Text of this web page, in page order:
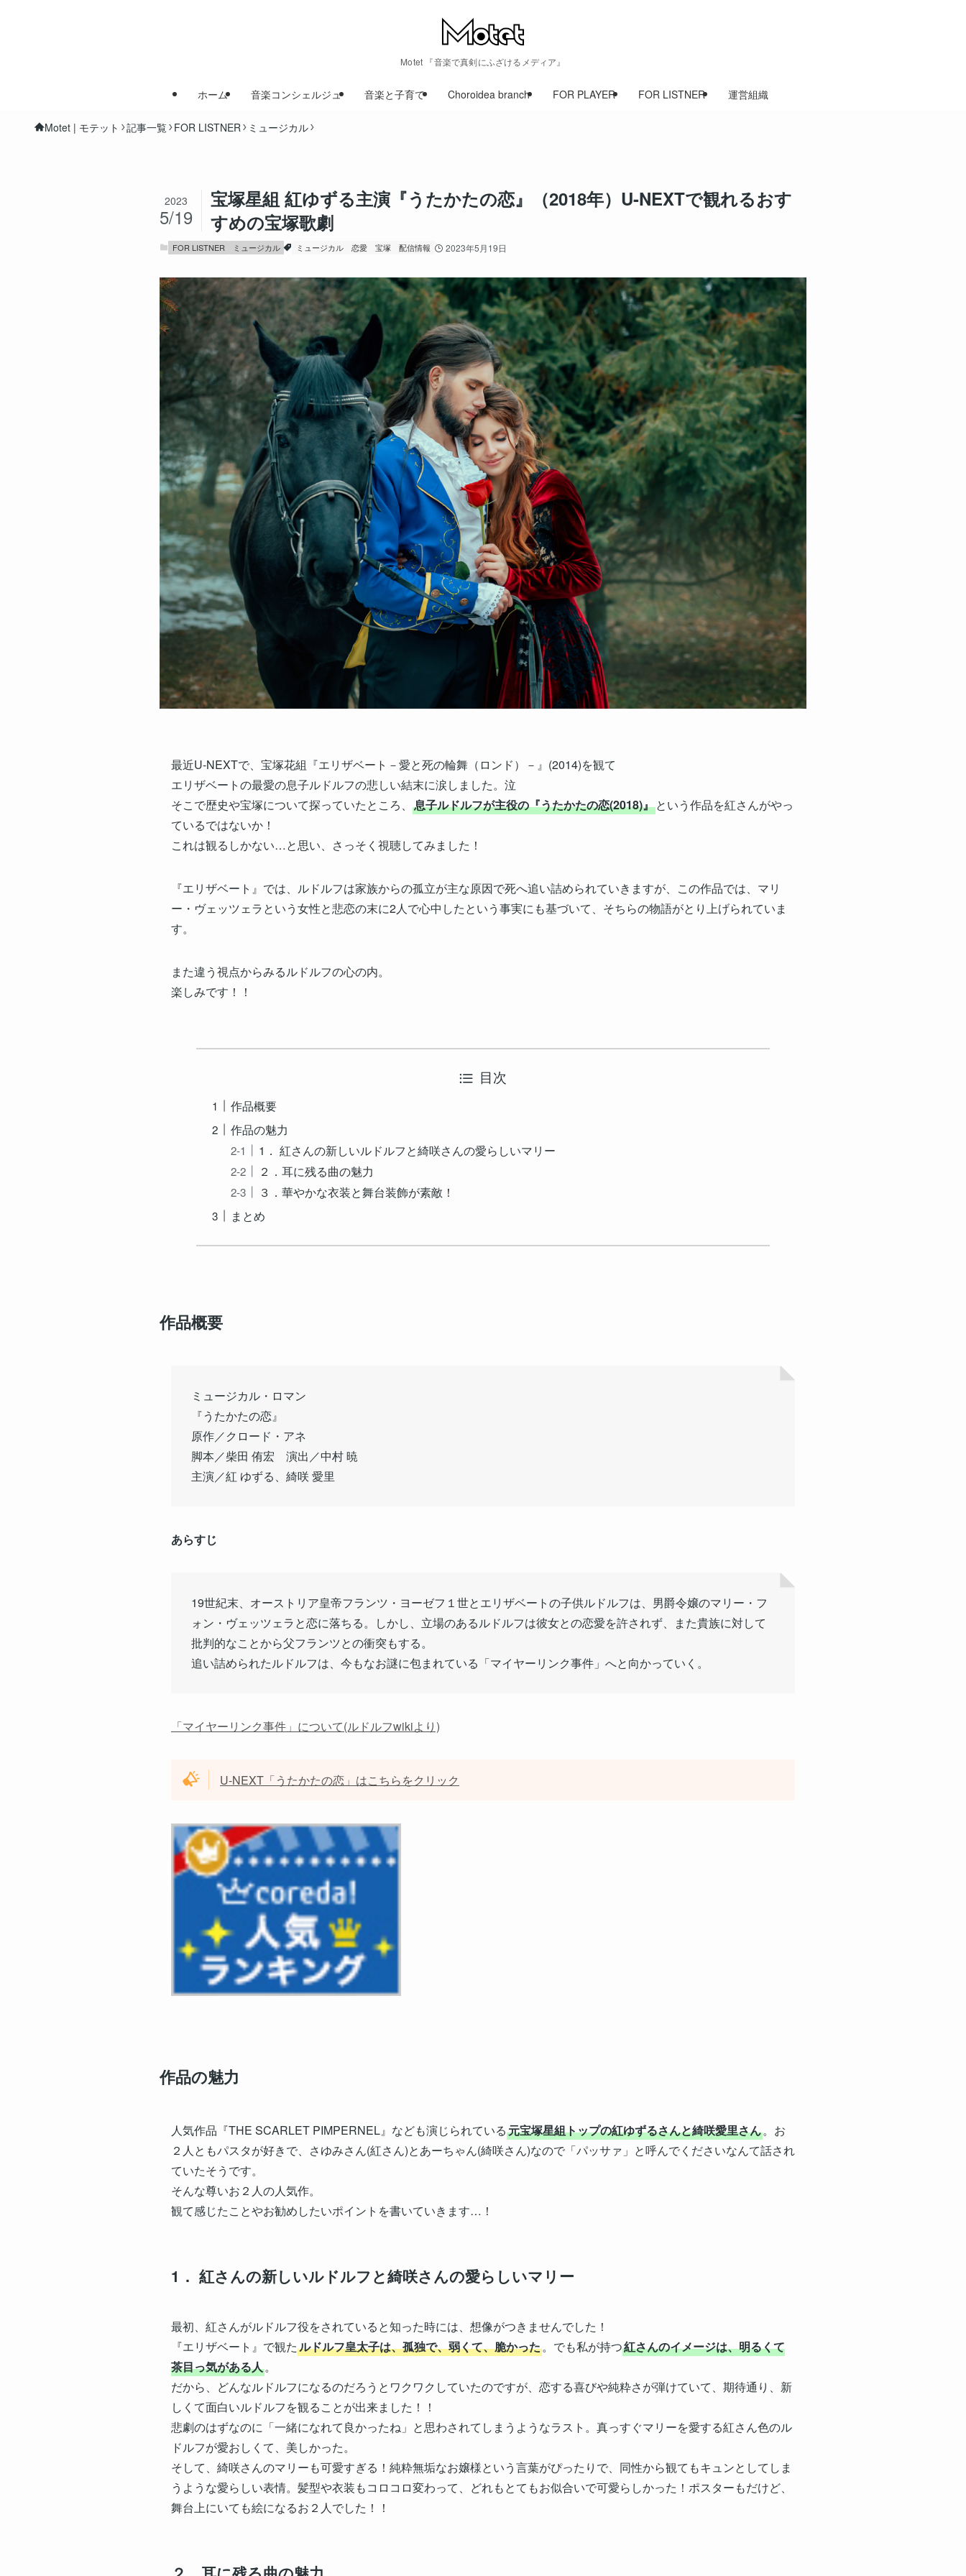
Motet 『音楽で真剣にふざけるメディア』
ホーム 音楽コンシェルジュ 音楽と子育て Choroidea branch FOR PLAYER FOR LISTNER 運営組織
Motet | モテット 記事一覧 FOR LISTNER ミュージカル
宝塚星組 紅ゆずる主演『うたかたの恋』（2018年）U-NEXTで観れるおす
すめの宝塚歌劇
2023
5/19
FOR LISTNER ミュージカル ミュージカル 恋愛 宝塚 配信情報 2023年5月19日
最近U-NEXTで、宝塚花組『エリザベート－愛と死の輪舞（ロンド）－』(2014)を観て
エリザベートの最愛の息子ルドルフの悲しい結末に涙しました。泣
そこで歴史や宝塚について探っていたところ、 息子ルドルフが主役の『うたかたの恋(2018)』という作品を紅さんがやっ
ているではないか！
これは観るしかない…と思い、さっそく視聴してみました！
『エリザベート』では、ルドルフは家族からの孤立が主な原因で死へ追い詰められていきますが、この作品では、マリ
ー・ヴェッツェラという女性と悲恋の末に2人で心中したという事実にも基づいて、そちらの物語がとり上げられていま
す。
また違う視点からみるルドルフの心の内。
楽しみです！！
目次
作品概要
作品の魅力
1． 紅さんの新しいルドルフと綺咲さんの愛らしいマリー
２．耳に残る曲の魅力
３．華やかな衣装と舞台装飾が素敵！
まとめ
作品概要
ミュージカル・ロマン
『うたかたの恋』
原作／クロード・アネ
脚本／柴田 侑宏 演出／中村 暁
主演／紅 ゆずる、綺咲 愛里
あらすじ
19世紀末、オーストリア皇帝フランツ・ヨーゼフ１世とエリザベートの子供ルドルフは、男爵令嬢のマリー・フ
ォン・ヴェッツェラと恋に落ちる。しかし、立場のあるルドルフは彼女との恋愛を許されず、また貴族に対して
批判的なことから父フランツとの衝突もする。
追い詰められたルドルフは、今もなお謎に包まれている「マイヤーリンク事件」へと向かっていく。
「マイヤーリンク事件」について(ルドルフwikiより)
U-NEXT「うたかたの恋」はこちらをクリック
作品の魅力
人気作品『THE SCARLET PIMPERNEL』なども演じられている元宝塚星組トップの紅ゆずるさんと綺咲愛里さん。お
２人ともパスタが好きで、さゆみさん(紅さん)とあーちゃん(綺咲さん)なので「パッサァ」と呼んでくださいなんて話され
ていたそうです。
そんな尊いお２人の人気作。
観て感じたことやお勧めしたいポイントを書いていきます…！
1． 紅さんの新しいルドルフと綺咲さんの愛らしいマリー
最初、紅さんがルドルフ役をされていると知った時には、想像がつきませんでした！
『エリザベート』で観たルドルフ皇太子は、孤独で、弱くて、脆かった。でも私が持つ紅さんのイメージは、明るくて
茶目っ気がある人。
だから、どんなルドルフになるのだろうとワクワクしていたのですが、恋する喜びや純粋さが弾けていて、期待通り、新
しくて面白いルドルフを観ることが出来ました！！
悲劇のはずなのに「一緒になれて良かったね」と思わされてしまうようなラスト。真っすぐマリーを愛する紅さん色のル
ドルフが愛おしくて、美しかった。
そして、綺咲さんのマリーも可愛すぎる！純粋無垢なお嬢様という言葉がぴったりで、同性から観てもキュンとしてしま
うような愛らしい表情。髪型や衣装もコロコロ変わって、どれもとてもお似合いで可愛らしかった！ポスターもだけど、
舞台上にいても絵になるお２人でした！！